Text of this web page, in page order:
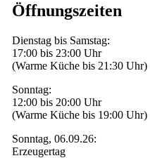
Öffnungszeiten
Dienstag bis Samstag:
17:00 bis 23:00 Uhr
(Warme Küche bis 21:30 Uhr)
Sonntag:
12:00 bis 20:00 Uhr
(Warme Küche bis 19:00 Uhr)
Sonntag, 06.09.26:
Erzeugertag